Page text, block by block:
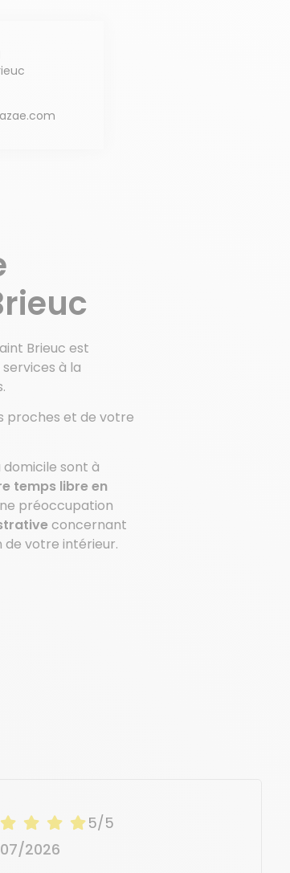
Brieuc est
à la
proches et de votre
sont à
temps libre en
préoccupation
concernant
de votre intérieur.
5/5
2026